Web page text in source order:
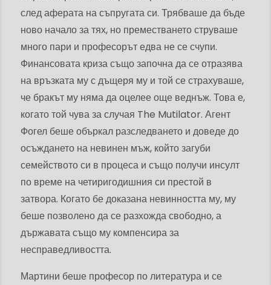
след аферата на съпругата си. Трябваше да бъде
ново начало за тях, но преместването струваше
много пари и професорът едва не се счупи.
Финансовата криза също започна да се отразява
на връзката му с дъщеря му и той се страхуваше,
че бракът му няма да оцелее още веднъж. Това е,
когато той чува за случая The Mutilator. Агент
Фогел беше объркал разследването и доведе до
осъждането на невинен мъж, който загуби
семейството си в процеса и също получи инсулт
по време на четиригодишния си престой в
затвора. Когато бе доказана невинността му, му
беше позволено да се разхожда свободно, а
държавата също му компенсира за
несправедливостта.
Мартини беше професор по литература и се